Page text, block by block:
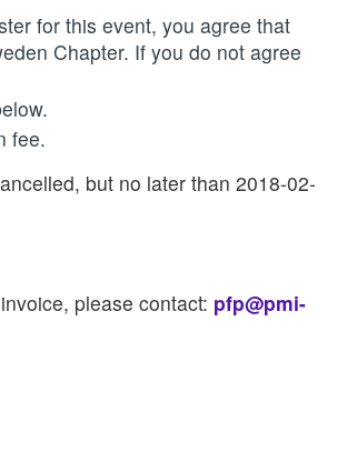
for this event, you agree that
Chapter. If you do not agree
fee.
but no later than 2018-02-
please contact: pfp@pmi-